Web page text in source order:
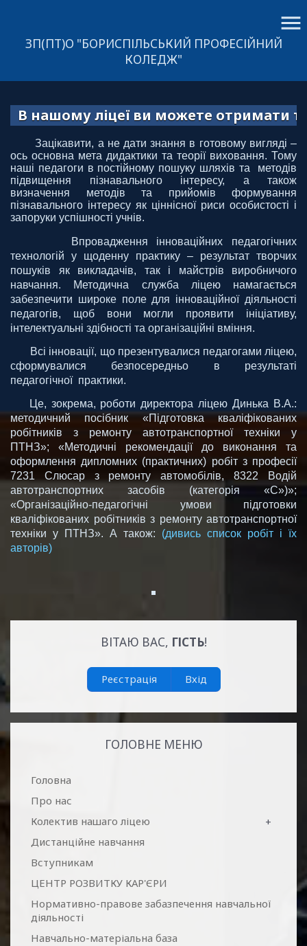
menu
ЗП(ПТ)О "БОРИСПІЛЬСЬКИЙ ПРОФЕСІЙНИЙ
КОЛЕДЖ"
В нашому ліцеї ви можете отримати
Зацікавити, а не дати знання в готовому вигляді –
ось основна мета дидактики та теорії виховання. Тому
наші педагоги в постійному пошуку шляхів та методів
підвищення пізнавального інтересу, а також
визначення методів та прийомів формування
пізнавального інтересу як ціннісної риси особистості і
запоруки успішності учнів.
Впровадження інноваційних педагогічних
технологій у щоденну практику – результат творчих
пошуків як викладачів, так і майстрів виробничого
навчання. Методична служба ліцею намагається
забезпечити широке поле для інноваційної діяльності
педагогів, щоб вони могли проявити ініціативу,
інтелектуальні здібності та організаційні вміння.
Всі інновації, що презентувалися педагогами ліцею,
сформувалися безпосередньо в результаті
педагогічної практики.
Це, зокрема, роботи директора ліцею Динька В.А.:
методичний посібник «Підготовка кваліфікованих
робітників з ремонту автотранспортної техніки у
ПТНЗ»; «Методичні рекомендації до виконання та
оформлення дипломних (практичних) робіт з професії
7231 Слюсар з ремонту автомобілів, 8322 Водій
автотранспортних засобів (категорія «С»)»;
«Організаційно-педагогічні умови підготовки
кваліфікованих робітників з ремонту автотранспортної
техніки у ПТНЗ». А також: (дивись список робіт і їх
авторів)
ВІТАЮ ВАС, ГІСТЬ!
Реєстрація Вхід
ГОЛОВНЕ МЕНЮ
Головна
Про нас
+
Колектив нашаго ліцею
Дистанційне навчання
Вступникам
ЦЕНТР РОЗВИТКУ КАР'ЄРИ
Нормативно-правове забазпечення навчальної
діяльності
Навчально-матеріальна база